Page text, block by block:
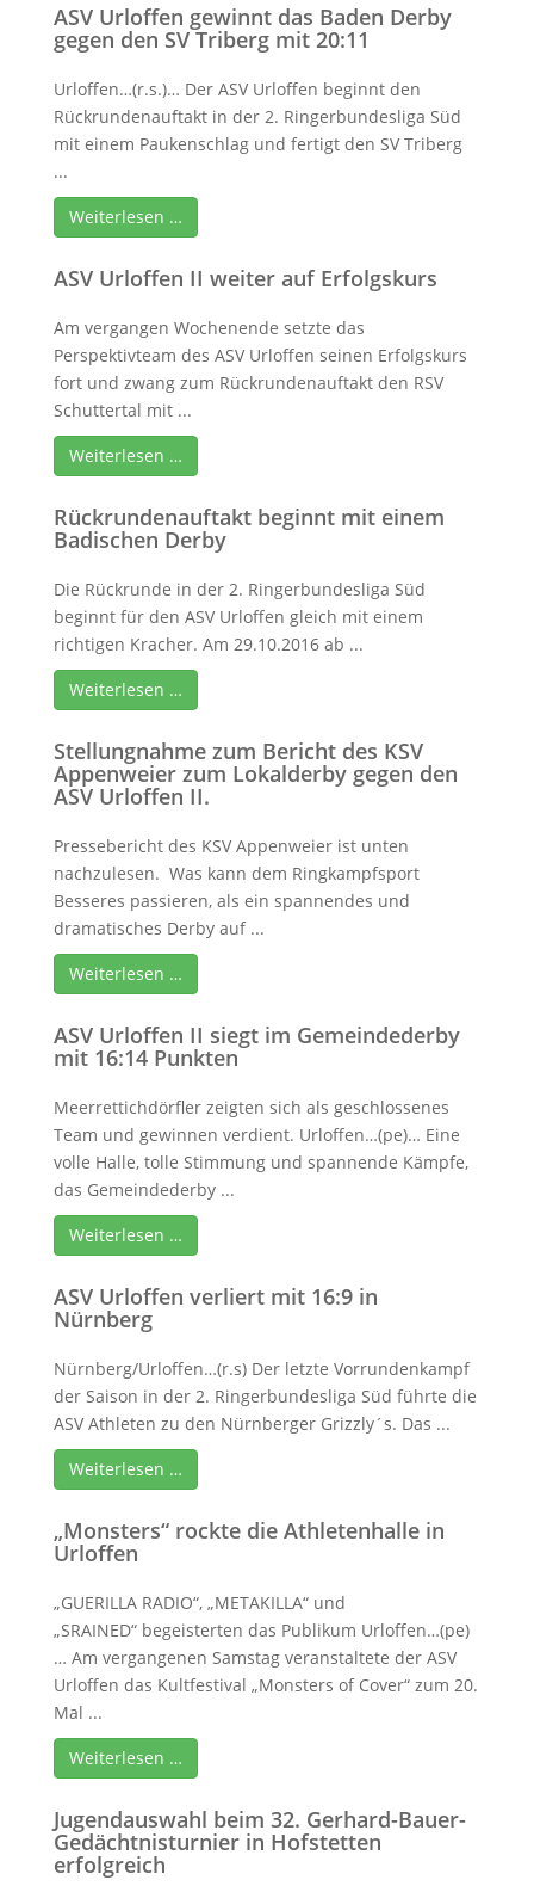
ASV Urloffen gewinnt das Baden Derby
gegen den SV Triberg mit 20:11
Urloffen…(r.s.)… Der ASV Urloffen beginnt den
Rückrundenauftakt in der 2. Ringerbundesliga Süd
mit einem Paukenschlag und fertigt den SV Triberg
...
Weiterlesen …
ASV Urloffen II weiter auf Erfolgskurs
Am vergangen Wochenende setzte das
Perspektivteam des ASV Urloffen seinen Erfolgskurs
fort und zwang zum Rückrundenauftakt den RSV
Schuttertal mit ...
Weiterlesen …
Rückrundenauftakt beginnt mit einem
Badischen Derby
Die Rückrunde in der 2. Ringerbundesliga Süd
beginnt für den ASV Urloffen gleich mit einem
richtigen Kracher. Am 29.10.2016 ab ...
Weiterlesen …
Stellungnahme zum Bericht des KSV
Appenweier zum Lokalderby gegen den
ASV Urloffen II.
Pressebericht des KSV Appenweier ist unten
nachzulesen. Was kann dem Ringkampfsport
Besseres passieren, als ein spannendes und
dramatisches Derby auf ...
Weiterlesen …
ASV Urloffen II siegt im Gemeindederby
mit 16:14 Punkten
Meerrettichdörfler zeigten sich als geschlossenes
Team und gewinnen verdient. Urloffen…(pe)… Eine
volle Halle, tolle Stimmung und spannende Kämpfe,
das Gemeindederby ...
Weiterlesen …
ASV Urloffen verliert mit 16:9 in
Nürnberg
Nürnberg/Urloffen…(r.s) Der letzte Vorrundenkampf
der Saison in der 2. Ringerbundesliga Süd führte die
ASV Athleten zu den Nürnberger Grizzly´s. Das ...
Weiterlesen …
„Monsters“ rockte die Athletenhalle in
Urloffen
„GUERILLA RADIO“, „METAKILLA“ und
„SRAINED“ begeisterten das Publikum Urloffen…(pe)
… Am vergangenen Samstag veranstaltete der ASV
Urloffen das Kultfestival „Monsters of Cover“ zum 20.
Mal ...
Weiterlesen …
Jugendauswahl beim 32. Gerhard-Bauer-
Gedächtnisturnier in Hofstetten
erfolgreich